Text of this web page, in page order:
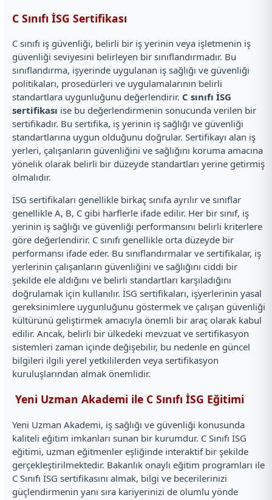
C Sınıfı İSG Sertifikası
C sınıfı iş güvenliği, belirli bir iş yerinin veya işletmenin iş
güvenliği seviyesini belirleyen bir sınıflandırmadır. Bu
sınıflandırma, işyerinde uygulanan iş sağlığı ve güvenliği
politikaları, prosedürleri ve uygulamalarının belirli
standartlara uygunluğunu değerlendirir. C sınıfı İSG
sertifikası ise bu değerlendirmenin sonucunda verilen bir
sertifikadır. Bu sertifika, iş yerinin iş sağlığı ve güvenliği
standartlarına uygun olduğunu doğrular. Sertifikayı alan iş
yerleri, çalışanların güvenliğini ve sağlığını koruma amacına
yönelik olarak belirli bir düzeyde standartları yerine getirmiş
olmalıdır.
İSG sertifikaları genellikle birkaç sınıfa ayrılır ve sınıflar
genellikle A, B, C gibi harflerle ifade edilir. Her bir sınıf, iş
yerinin iş sağlığı ve güvenliği performansını belirli kriterlere
göre değerlendirir. C sınıfı genellikle orta düzeyde bir
performansı ifade eder. Bu sınıflandırmalar ve sertifikalar, iş
yerlerinin çalışanların güvenliğini ve sağlığını ciddi bir
şekilde ele aldığını ve belirli standartları karşıladığını
doğrulamak için kullanılır. İSG sertifikaları, işyerlerinin yasal
gereksinimlere uygunluğunu göstermek ve çalışan güvenliği
kültürünü geliştirmek amacıyla önemli bir araç olarak kabul
edilir. Ancak, belirli bir ülkedeki mevzuat ve sertifikasyon
sistemleri zaman içinde değişebilir, bu nedenle en güncel
bilgileri ilgili yerel yetkililerden veya sertifikasyon
kuruluşlarından almak önemlidir.
Yeni Uzman Akademi ile C Sınıfı İSG Eğitimi
Yeni Uzman Akademi, iş sağlığı ve güvenliği konusunda
kaliteli eğitim imkanları sunan bir kurumdur. C Sınıfı İSG
eğitimi, uzman eğitmenler eşliğinde interaktif bir şekilde
gerçekleştirilmektedir. Bakanlık onaylı eğitim programları ile
C Sınıfı İSG sertifikasını almak, bilgi ve becerilerinizi
güçlendirmenin yanı sıra kariyerinizi de olumlu yönde